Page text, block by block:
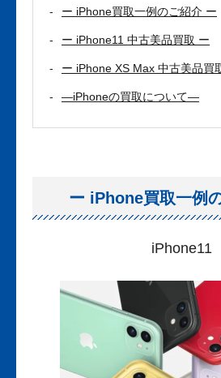
ー iPhone買取一例のご紹介 ー
ー iPhone11 中古美品買取 ー
ー iPhone XS Max 中古美品買
—iPhoneの買取について—
ー iPhone買取一例
iPhone11